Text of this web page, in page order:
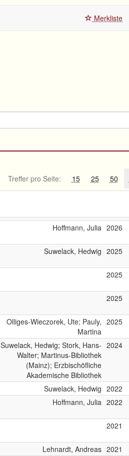
Merkliste
Treffer pro Seite: 15 25 50
Hoffmann, Julia 2026
Suwelack, Hedwig 2025
2025
2025
Olliges-Wieczorek, Ute; Pauly,
Martina
2025
Suwelack, Hedwig; Stork, Hans-
Walter; Martinus-Bibliothek
(Mainz); Erzbischöfliche
Akademische Bibliothek
2024
Suwelack, Hedwig 2022
Hoffmann, Julia 2022
2021
Lehnardt, Andreas 2021